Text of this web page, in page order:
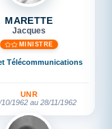
MARETTE
Jacques
MINISTRE
Télécommunications
UNR
1962 au 28/11/1962